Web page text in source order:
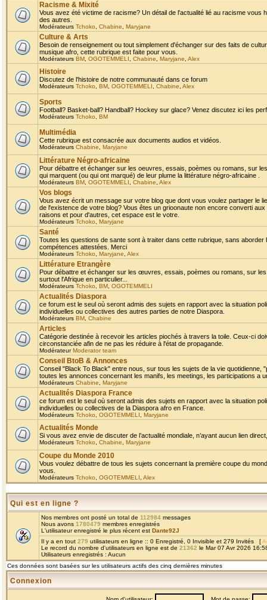
Racisme & Mixité
Vous avez été victime de racisme? Un détail de l'actualité lié au racisme
des autres.
Modérateurs Tchoko Chabine Maryjane
Culture & Arts
Besoin de renseignement ou tout simplement d'échanger sur des faits de
musique afro, cette rubrique est faite pour vous.
Modérateurs BM OGOTEMMELI Chabine Maryjane Alex
Histoire
Discutez de l'histoire de notre communauté dans ce forum
Modérateurs Tchoko BM OGOTEMMELI Chabine Alex
Sports
Football? Basket-ball? Handball? Hockey sur glace? Venez discutez ici les
Modérateurs Tchoko BM
Multimédia
Cette rubrique est consacrée aux documents audios et vidéos.
Modérateurs Chabine Maryjane
Littérature Négro-africaine
Pour débattre et échanger sur les oeuvres, essais, poèmes ou romans, sur
qui marquent (ou qui ont marqué) de leur plume la littérature négro-africaine .
Modérateurs BM OGOTEMMELI Chabine Alex
Vos blogs
Vous avez écrit un message sur votre blog que dont vous voulez partager le
de l'existence de votre blog? Vous êtes un grioonaute non encore converti
raisons et pour d'autres, cet espace est le votre.
Modérateurs Tchoko Maryjane
Santé
Toutes les questions de sante sont à traiter dans cette rubrique, sans
compétences attestées. Merci
Modérateurs Tchoko Maryjane Alex
Littérature Etrangère
Pour débattre et échanger sur les œuvres, essais, poèmes ou romans, sur
surtout l'Afrique en particulier...
Modérateurs Tchoko BM OGOTEMMELI
Actualités Diaspora
ce forum est le seul où seront admis des sujets en rapport avec la situation
individuelles ou collectives des autres parties de notre Diaspora.
Modérateurs BM Chabine
Articles
Catégorie destinée à recevoir les articles piochés à travers la toile. Ceux-ci
circonstanciée afin de ne pas les réduire à l'état de propagande.
ModérateurModerator team
Conseil BtoB & Annonces
Conseil "Black To Black" entre nous, sur tous les sujets de la vie
toutes les annonces concernant les manifs, les meetings, les participations a
Modérateurs Chabine Maryjane
Actualités Diaspora France
ce forum est le seul où seront admis des sujets en rapport avec la situation
individuelles ou collectives de la Diaspora afro en France.
Modérateurs Tchoko OGOTEMMELI Maryjane
Actualités Monde
Si vous avez envie de discuter de l’actualité mondiale, n’ayant aucun lien
Modérateurs Tchoko Chabine Maryjane
Coupe du Monde 2010
Vous voulez débattre de tous les sujets concernant la première coupe du
vous.
Modérateurs Tchoko OGOTEMMELI Alex
Qui est en ligne ?
Nos membres ont posté un total de 112984 messages
Nous avons 1780479 membres enregistrés
L'utilisateur enregistré le plus récent est Dante92J
Il y a en tout 279 utilisateurs en ligne :: 0 Enregistré, 0 Invisible et 279 Invités [
Le record du nombre d'utilisateurs en ligne est de 21362 le Mar 07 Avr 2026
Utilisateurs enregistrés : Aucun
Ces données sont basées sur les utilisateurs actifs des cinq dernières minutes
Connexion